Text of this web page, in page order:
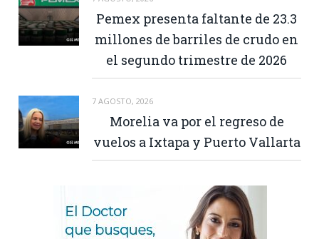
Pemex presenta faltante de 23.3
millones de barriles de crudo en
el segundo trimestre de 2026
7 AGOSTO, 2026
Morelia va por el regreso de
vuelos a Ixtapa y Puerto Vallarta